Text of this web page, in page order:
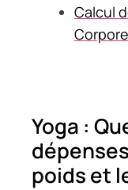
Calcul
Yoga :
poids et